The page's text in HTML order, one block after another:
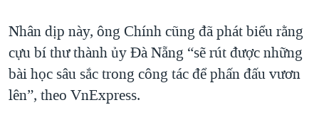
Nhân dịp này, ông Chính cũng đã phát biểu rằng
cựu bí thư thành ủy Đà Nẵng “sẽ rút được những
bài học sâu sắc trong công tác để phấn đấu vươn
lên”, theo VnExpress.